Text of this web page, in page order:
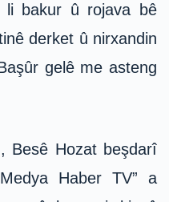
li bakur û rojava bê
derket û nirxandin
gelê me asteng
Besê Hozat beşdarî
Haber TV” a